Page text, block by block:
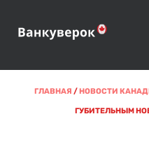
ГЛАВНАЯ /НОВОСТИ
ГУБИТЕЛЬНЫМ